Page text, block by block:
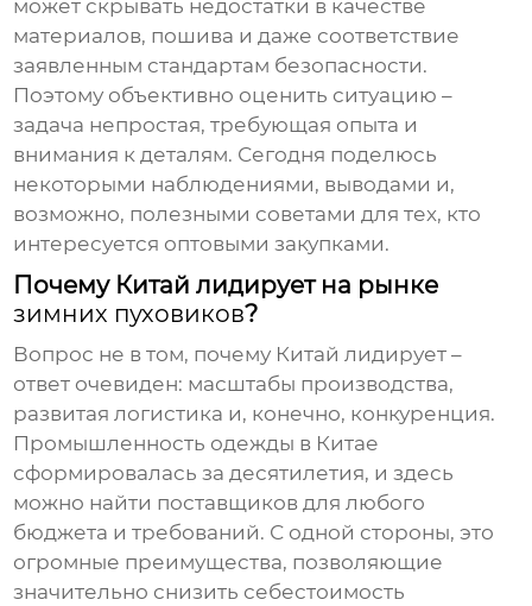
может скрывать недостатки в качестве
материалов, пошива и даже соответствие
заявленным стандартам безопасности.
Поэтому объективно оценить ситуацию –
задача непростая, требующая опыта и
внимания к деталям. Сегодня поделюсь
некоторыми наблюдениями, выводами и,
возможно, полезными советами для тех, кто
интересуется оптовыми закупками.
Почему Китай лидирует на рынке
зимних пуховиков?
Вопрос не в том, почему Китай лидирует –
ответ очевиден: масштабы производства,
развитая логистика и, конечно, конкуренция.
Промышленность одежды в Китае
сформировалась за десятилетия, и здесь
можно найти поставщиков для любого
бюджета и требований. С одной стороны, это
огромные преимущества, позволяющие
значительно снизить себестоимость